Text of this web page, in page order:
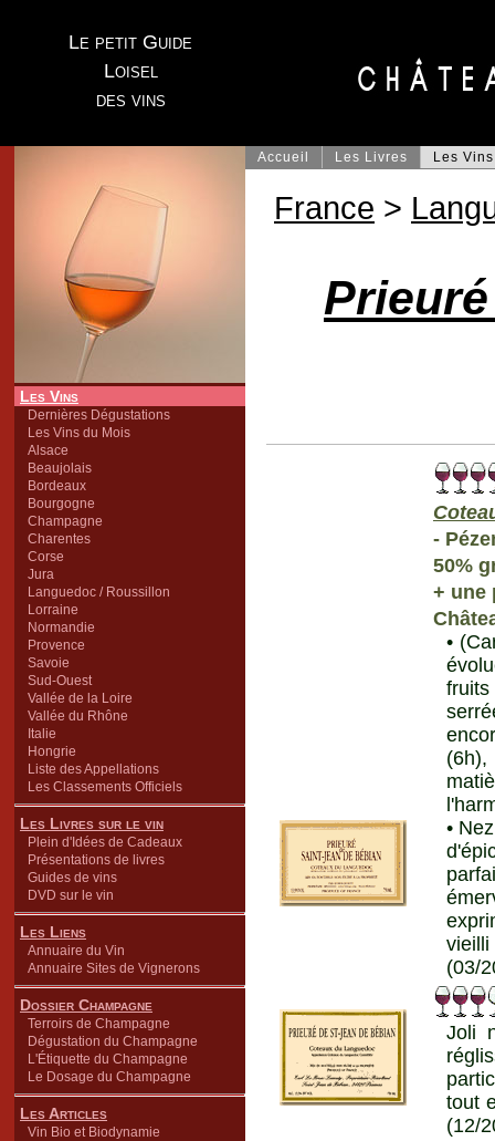
Le petit Guide
Loisel
des vins
Les Vins
Dernières Dégustations
Les Vins du Mois
Alsace
Beaujolais
Bordeaux
Bourgogne
Champagne
Charentes
Corse
Jura
Languedoc / Roussillon
Lorraine
Normandie
Provence
Savoie
Sud-Ouest
Vallée de la Loire
Vallée du Rhône
Italie
Hongrie
Liste des Appellations
Les Classements Officiels
Les Livres sur le vin
Plein d'Idées de Cadeaux
Présentations de livres
Guides de vins
DVD sur le vin
Les Liens
Annuaire du Vin
Annuaire Sites de Vignerons
Dossier Champagne
Terroirs de Champagne
Dégustation du Champagne
L'Étiquette du Champagne
Le Dosage du Champagne
Les Articles
Vin Bio et Biodynamie
Accueil Les Livres Les Vins
France >
-
50%
+ une
•
(6h),
•
(03/
Joli
tout
(12/